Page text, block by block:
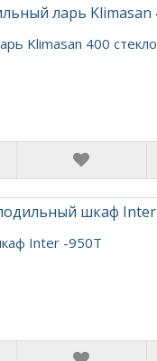
Klimasan 400 стекло
Inter -950Т